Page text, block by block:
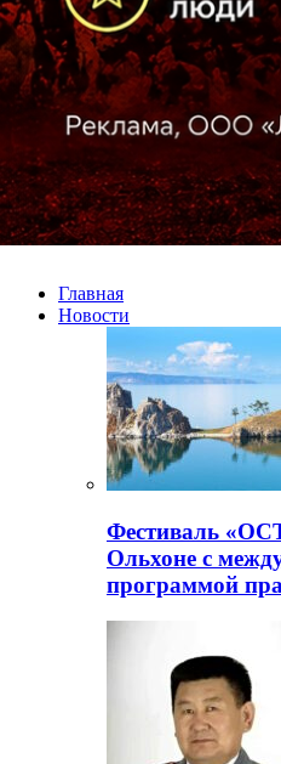
Главная
Новости
Фестиваль
Ольхоне с
программой